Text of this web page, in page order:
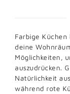
Farbige
deine
Möglichkeiten,
auszudrücken.
Natürlichkeit
während rote